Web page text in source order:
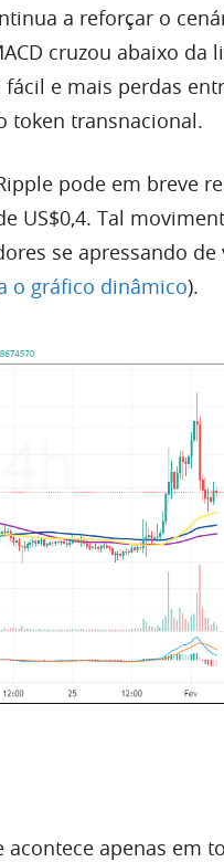
a reforçar o
cruzou abaixo da
e mais perdas
token transnacional.
pode em breve
US$0,4. Tal
se apressando de
o gráfico dinâmico).
apenas em